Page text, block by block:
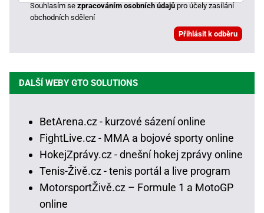
Souhlasím sezpracováním osobních údajůpro účely zasílání
obchodních sdělení
DALŠÍ WEBY GTO SOLUTIONS
BetArena.cz - kurzové sázení online
FightLive.cz - MMA a bojové sporty online
HokejZprávy.cz - dnešní hokej zprávy online
Tenis-Živě.cz - tenis portál a live program
MotorsportŽivě.cz – Formule 1 a MotoGP
online